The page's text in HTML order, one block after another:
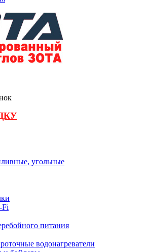
угольные
Fi
питания
водонагреватели